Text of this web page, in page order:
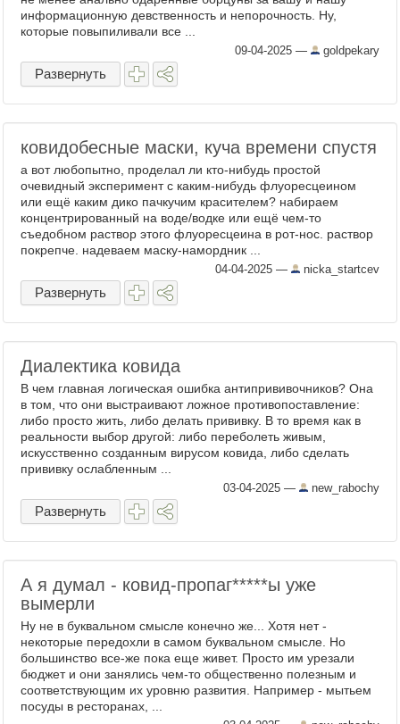
информационную девственность и непорочность. Ну,
которые повыпиливали все ...
09-04-2025 — goldpekary
Развернуть
ковидобесные маски, куча времени спустя
а вот любопытно, проделал ли кто-нибудь простой
очевидный эксперимент с каким-нибудь флуоресцеином
или ещё каким дико пачкучим красителем? набираем
концентрированный на воде/водке или ещё чем-то
съедобном раствор этого флуоресцеина в рот-нос. раствор
покрепче. надеваем маску-намордник ...
04-04-2025 — nicka_startcev
Развернуть
Диалектика ковида
В чем главная логическая ошибка антипрививочников? Она
в том, что они выстраивают ложное противопоставление:
либо просто жить, либо делать прививку. В то время как в
реальности выбор другой: либо переболеть живым,
искусственно созданным вирусом ковида, либо сделать
прививку ослабленным ...
03-04-2025 — new_rabochy
Развернуть
А я думал - ковид-пропаг​*****ы уже
вымерли
Ну не в буквальном смысле конечно же... Хотя нет -
некоторые передохли в самом буквальном смысле. Но
большинство все-же пока еще живет. Просто им урезали
бюджет и они занялись чем-то общественно полезным и
соответствующим их уровню развития. Например - мытьем
посуды в ресторанах, ...